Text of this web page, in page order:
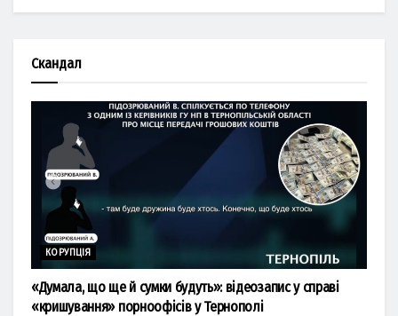
Скандал
КОРУПЦІЯ
«Думала, що ще й сумки будуть»: відеозапис у справі
«кришування» порноофісів у Тернополі